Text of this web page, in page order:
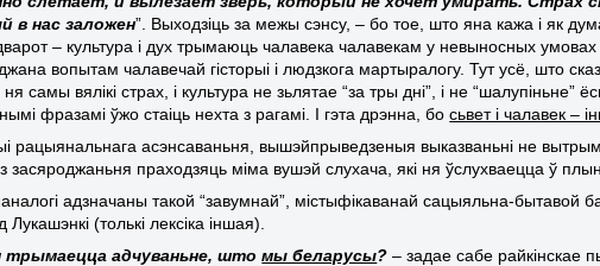
в нас заложен”. Выходзіць за межы сэнсу, – бо тое, што яна кажа і як
– культура і дух трымаюць чалавека чалавекам у невыносных умовах
вопытам чалавечай гісторыі і людзкога мартыралогу. Тут усё, што
ня самы вялікі страх, і культура не зьлятае “за тры дні”, і не “шалупіньне”
фразамі ўжо стаіць нехта з рагамі. І гэта дрэнна, босьвет і чалавек –
рацыянальнага асэнсаваньня, вышэйпрыведзеныя выказваньні не
засяроджаньня праходзяць міма вушэй слухача, які ня ўслухваецца ў
адзначаны такой “завумнай”, містыфікаванай сацыяльна-
Лукашэнкі (толькі лексіка іншая).
трымаецца адчуваньне, штомы беларусы? – задае сабе райкінскае